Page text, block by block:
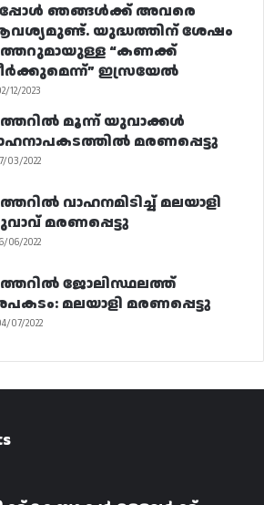
ഞങ്ങൾക്ക് അവരെ
യുദ്ധത്തിന് ശേഷം
“കണക്ക്
ഇസ്രയേൽ
12/2023
മൂന്ന് യുവാക്കൾ
മരണപ്പെട്ടു
03/2022
വാഹനമിടിച്ച് മലയാളി
മരണപ്പെട്ടു
06/2022
ജോലിസ്ഥലത്ത്
മലയാളി മരണപ്പെട്ടു
07/2022